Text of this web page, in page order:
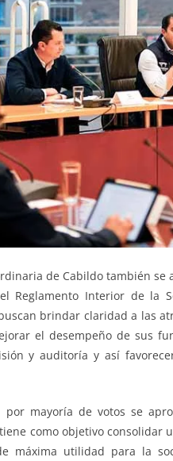
de Cabildo también
Reglamento Interior de la
brindar claridad a las
el desempeño de sus
y auditoría y así
por mayoría de votos se
como objetivo consolidar
máxima utilidad para la